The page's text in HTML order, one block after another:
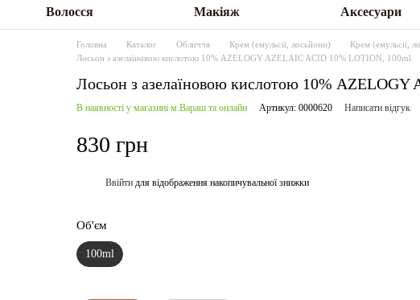
Волосся Макіяж Аксесуари
Головна Каталог Обличчя Крем (емульсії, лосьйони)
Крем (емульсії,
Лосьон з азелаїновою кислотою 10% AZELOGY AZELAIC ACID 10% LOTION, 100ml
Лосьон з азелаїновою кислотою 10%
В наявності у магазині м.Вараш та онлайн Артикул: 0000620 Написати відгук
830 грн
Ввійти для відображення накопичувальної знижки
Об'єм
100ml